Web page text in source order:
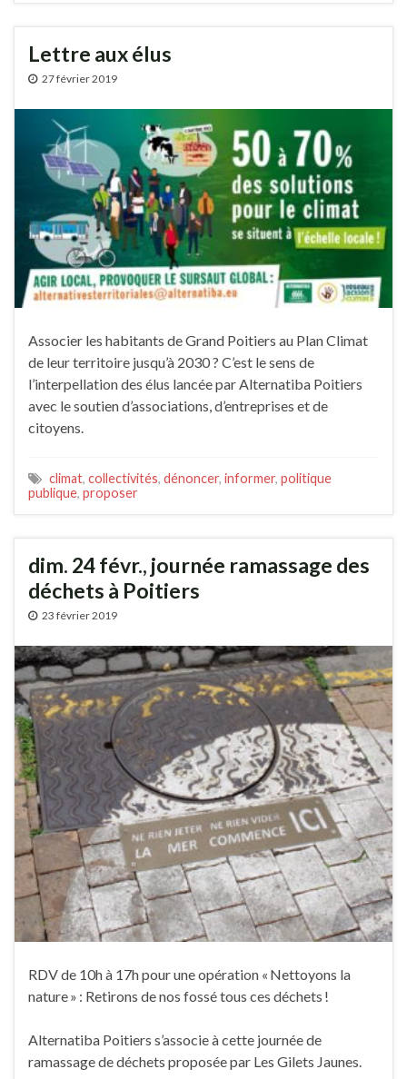
Lettre aux élus
27 février 2019
Associer les habitants de Grand Poitiers au Plan Climat
de leur territoire jusqu’à 2030 ? C’est le sens de
l’interpellation des élus lancée par Alternatiba Poitiers
avec le soutien d’associations, d’entreprises et de
citoyens.
climat, collectivités, dénoncer, informer, politique
publique, proposer
dim. 24 févr., journée ramassage des
déchets à Poitiers
23 février 2019
RDV de 10h à 17h pour une opération « Nettoyons la
nature » : Retirons de nos fossé tous ces déchets !
Alternatiba Poitiers s’associe à cette journée de
ramassage de déchets proposée par Les Gilets Jaunes.